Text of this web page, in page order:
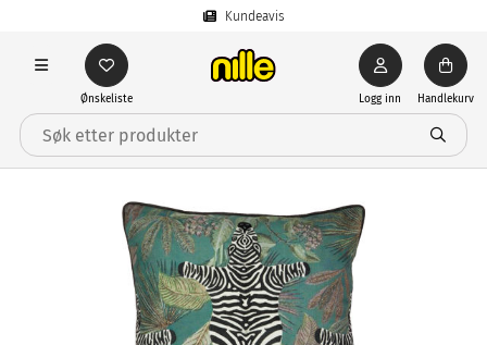
Kundeavis
Ønskeliste Logg inn Handlekurv